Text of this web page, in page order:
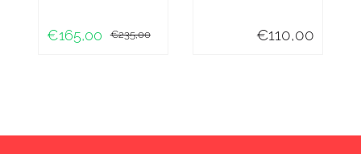
€235,00
Oorspronkelijke
€165,00 €110,00